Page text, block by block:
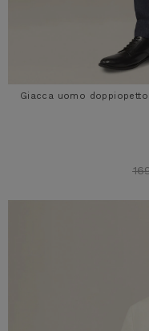
Giacca uomo